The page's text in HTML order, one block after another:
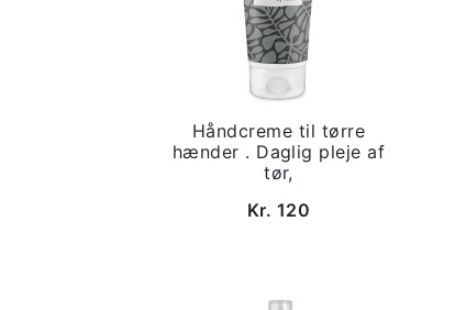
Håndcreme til tørre
hænder . Daglig pleje af
tør,
Kr. 120